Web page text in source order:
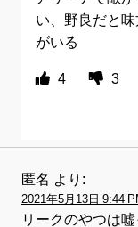
い、野良だと
がいる
4 3
匿名 より:
2021年5月13日 9:44
リークのやつは